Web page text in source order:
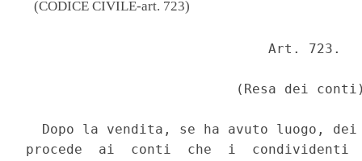
(CODICE CIVILE-art. 723)
                              Art. 723.
(Resa dei
Dopo la vendita, se ha avuto luogo,
procede  ai  conti  che  i  condividenti